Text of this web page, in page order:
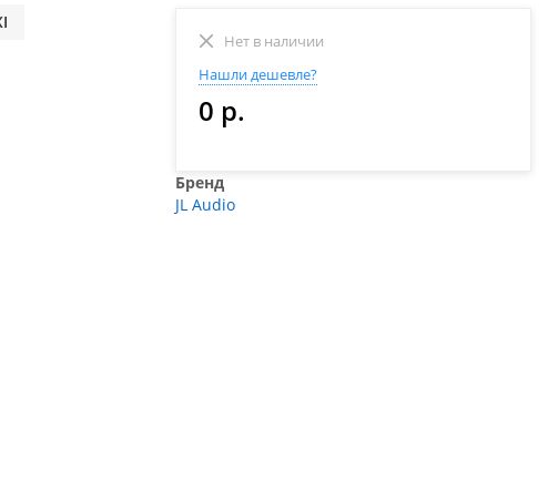
Нет в наличии
Нашли дешевле?
0 р.
Бренд
JL Audio